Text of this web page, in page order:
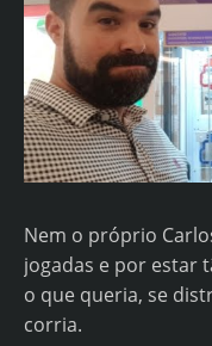
Nem o próprio
jogadas e por estar
o que queria, se
corria.